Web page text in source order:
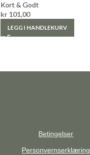
Kort & Godt
kr101,00
LEGG I HANDLEKURV
Betingelser
Personvernserklæring